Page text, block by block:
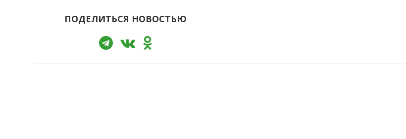
ПОДЕЛИТЬСЯ НОВОСТЬЮ